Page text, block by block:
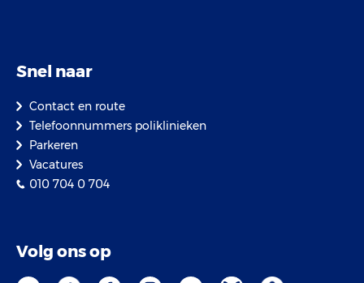
Snel naar
Contact en route
Telefoonnummers poliklinieken
Parkeren
Vacatures
010 704 0 704
Volg ons op